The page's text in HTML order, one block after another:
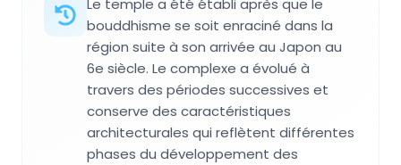
Le temple a été établi après que le
bouddhisme se soit enraciné dans la
région suite à son arrivée au Japon au
6e siècle. Le complexe a évolué à
travers des périodes successives et
conserve des caractéristiques
architecturales qui reflètent différentes
phases du développement des